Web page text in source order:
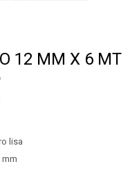
12 MM X 6 MT
lisa
mm